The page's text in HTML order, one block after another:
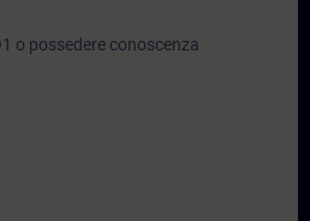
o possedere conoscenza